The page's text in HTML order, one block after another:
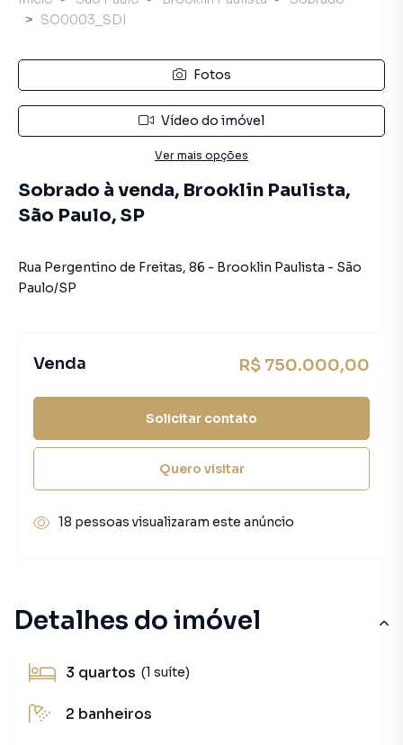
Detalhes do imóvel
3 quartos (1 suíte)
2 banheiros
SO0003_SDI
Fotos
Vídeo do imóvel
Ver mais opções
Sobrado à venda, Brooklin Paulista,
São Paulo, SP
Rua Pergentino de Freitas, 86 - Brooklin Paulista - São
Paulo/SP
Venda R$ 750.000,00
Solicitar contato
Quero visitar
18 pessoas visualizaram este anúncio